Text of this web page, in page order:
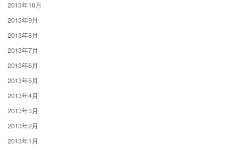
2013年10月
2013年9月
2013年8月
2013年7月
2013年6月
2013年5月
2013年4月
2013年3月
2013年2月
2013年1月